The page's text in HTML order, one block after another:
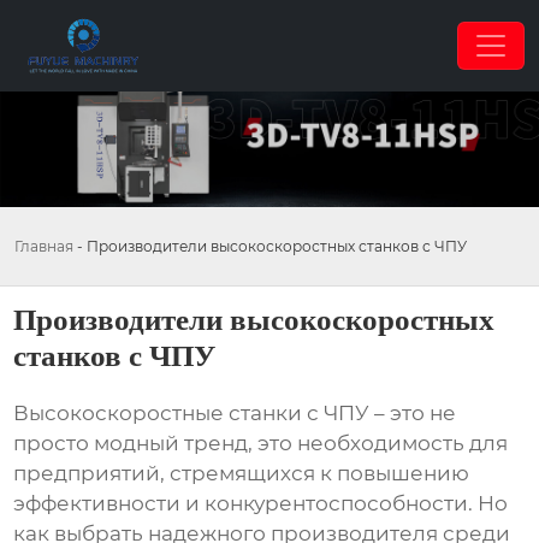
Главная - Производители высокоскоростных станков с ЧПУ
Производители высокоскоростных
станков с ЧПУ
Высокоскоростные станки с ЧПУ – это не
просто модный тренд, это необходимость для
предприятий, стремящихся к повышению
эффективности и конкурентоспособности. Но
как выбрать надежного производителя среди